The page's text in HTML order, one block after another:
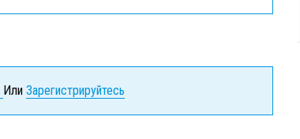
Или Зарегистрируйтесь